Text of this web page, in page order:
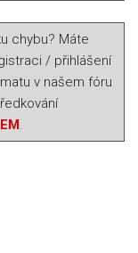
chybu? Máte
/ přihlášení
v našem fóru
.